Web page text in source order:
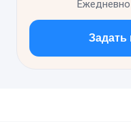
Ежедневно
Задать